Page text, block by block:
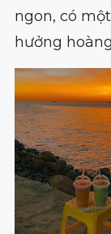
ngon, có
hưởng